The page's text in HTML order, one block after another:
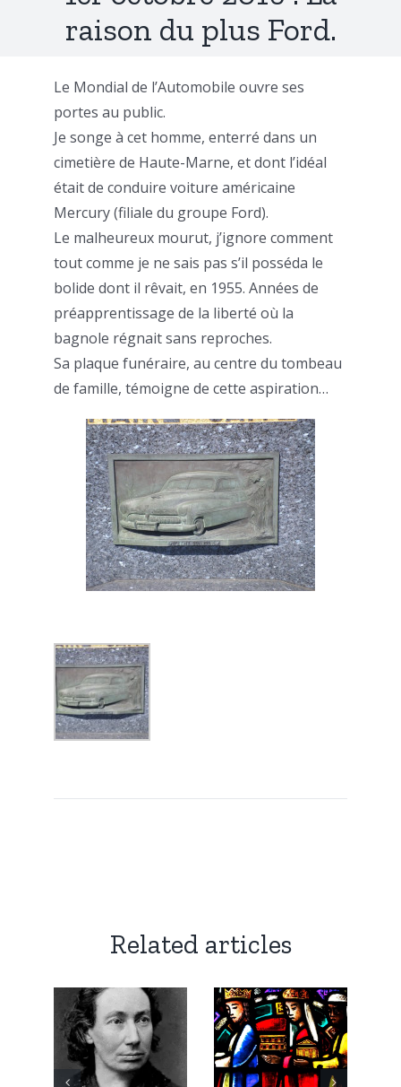
raison du plus Ford.
Le Mondial de l’Automobile ouvre ses
portes au public.
Je songe à cet homme, enterré dans un
cimetière de Haute-Marne, et dont l’idéal
était de conduire voiture américaine
Mercury (filiale du groupe Ford).
Le malheureux mourut, j’ignore comment
tout comme je ne sais pas s’il posséda le
bolide dont il rêvait, en 1955. Années de
préapprentissage de la liberté où la
bagnole régnait sans reproches.
Sa plaque funéraire, au centre du tombeau
de famille, témoigne de cette aspiration…
Related articles